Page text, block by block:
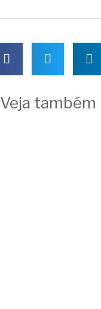
Veja também